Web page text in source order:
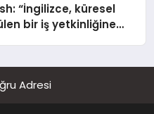
“İngilizce, küresel
bir iş yetkinliğine
Adresi